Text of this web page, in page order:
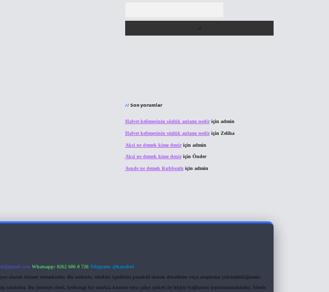
Son yorumlar
Halvet kelimesinin sözlük anlamı nediriçin admin
Halvet kelimesinin sözlük anlamı nediriçin Zeliha
Aksi ne demek kime deniriçin admin
Aksi ne demek kime deniriçin Önder
Asude ne demek Kubbealtı için admin
Whatsapp: 0262 606 0 726 Telegram: @karabul
olarak hizmet vermektedir. Bu nedenle, sitedeki içerikleri proaktif olarak denetleme veya araştırma yükümlülüğümüz
Bu internet sitesi, herhangi bir marka, kurum veya şahıs şirketi ile hiçbir bağlantısı bulunmamaktadır. Sitede